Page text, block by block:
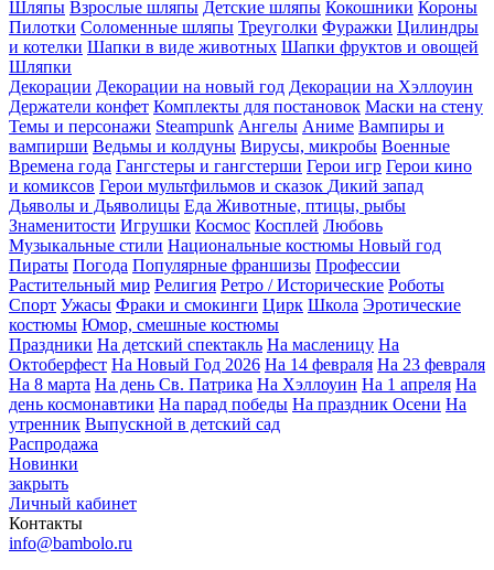
Шляпы Взрослые шляпы Детские шляпы Кокошники Короны
Пилотки Соломенные шляпы Треуголки Фуражки Цилиндры
и котелки Шапки в виде животных Шапки фруктов и овощей
Шляпки
Декорации Декорации на новый год Декорации на Хэллоуин
Держатели конфет Комплекты для постановок Маски на стену
Темы и персонажи Steampunk Ангелы Аниме Вампиры и
вампирши Ведьмы и колдуны Вирусы, микробы Военные
Времена года Гангстеры и гангстерши Герои игр Герои кино
и комиксов Герои мультфильмов и сказок Дикий запад
Дьяволы и Дьяволицы Еда Животные, птицы, рыбы
Знаменитости Игрушки Космос Косплей Любовь
Музыкальные стили Национальные костюмы Новый год
Пираты Погода Популярные франшизы Профессии
Растительный мир Религия Ретро / Исторические Роботы
Спорт Ужасы Фраки и смокинги Цирк Школа Эротические
костюмы Юмор, смешные костюмы
Праздники На детский спектакль На масленицу На
Октоберфест На Новый Год 2026 На 14 февраля На 23 февраля
На 8 марта На день Св. Патрика На Хэллоуин На 1 апреля На
день космонавтики На парад победы На праздник Осени На
утренник Выпускной в детский сад
Распродажа
Новинки
закрыть
Личный кабинет
Контакты
info@bambolo.ru